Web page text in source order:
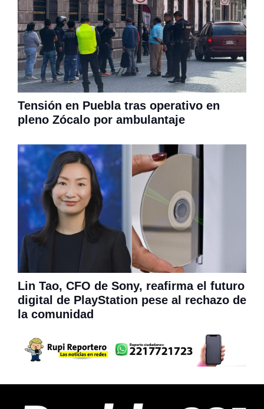
Tensión en Puebla tras operativo en
pleno Zócalo por ambulantaje
Lin Tao, CFO de Sony, reafirma el futuro
digital de PlayStation pese al rechazo de
la comunidad